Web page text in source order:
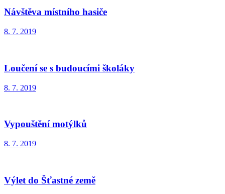
Návštěva místního hasiče
8. 7. 2019
Loučení se s budoucími školáky
8. 7. 2019
Vypouštění motýlků
8. 7. 2019
Výlet do Šťastné země